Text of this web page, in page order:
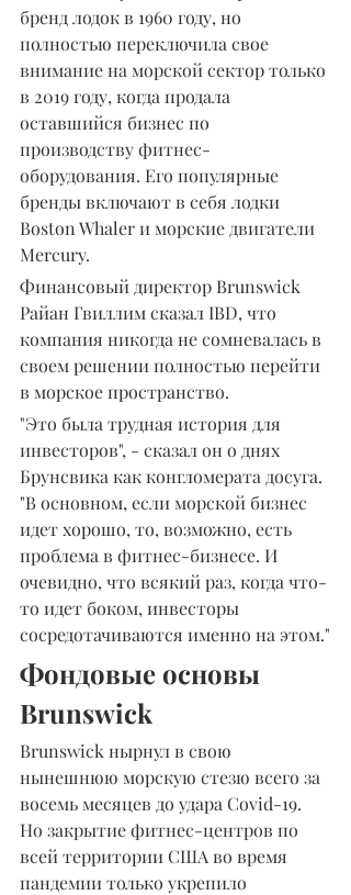
бренд лодок в 1960 году, но
полностью переключила свое
внимание на морской сектор только
в 2019 году, когда продала
оставшийся бизнес по
производству фитнес-
оборудования. Его популярные
бренды включают в себя лодки
Boston Whaler и морские двигатели
Mercury.
Финансовый директор Brunswick
Райан Гвиллим сказал IBD, что
компания никогда не сомневалась в
своем решении полностью перейти
в морское пространство.
"Это была трудная история для
инвесторов", - сказал он о днях
Брунсвика как конгломерата досуга.
"В основном, если морской бизнес
идет хорошо, то, возможно, есть
проблема в фитнес-бизнесе. И
очевидно, что всякий раз, когда что-
то идет боком, инвесторы
сосредотачиваются именно на этом."
Фондовые основы
Brunswick
Brunswick нырнул в свою
нынешнюю морскую стезю всего за
восемь месяцев до удара Covid-19.
Но закрытие фитнес-центров по
всей территории США во время
пандемии только укрепило